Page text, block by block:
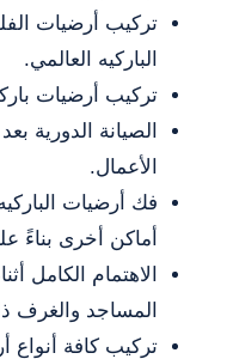
تركيب أرضيات
الباركيه العالمي.
تركيب أرضيات
الصيانة الدورية
الأعمال.
فك أرضيات
أماكن أخرى بناءً
الاهتمام الكامل
المساجد والغرف
تركيب كافة أنواع